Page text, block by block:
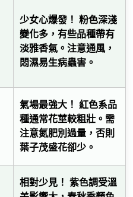
少女心爆發！ 粉色深淺
變化多，有些品種帶有
淡雅香氣。注意通風，
悶濕易生病蟲害。
氣場最強大！ 紅色系品
種通常花莖較粗壯。需
注意氮肥別過量，否則
葉子茂盛花卻少。
相對少見！ 紫色調受溫